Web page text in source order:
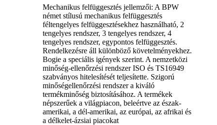
Mechanikus felfüggesztés jellemzői: A BPW
német stílusú mechanikus felfüggesztés
féltengelyes felfüggesztésekhez használható, 2
tengelyes rendszer, 3 tengelyes rendszer, 4
tengelyes rendszer, egypontos felfüggesztés.
Rendelkezésre áll különböző követelményekhez.
Bogie a speciális igények szerint. A nemzetközi
minőség-ellenőrzési rendszer ISO és TS16949
szabványos hitelesítését teljesítette. Szigorú
minőségellenőrzési rendszer a kiváló
termékminőség biztosításához. A termékek
népszerűek a világpiacon, beleértve az észak-
amerikai, a dél-amerikai, az európai, az afrikai és
a délkelet-ázsiai piacokat